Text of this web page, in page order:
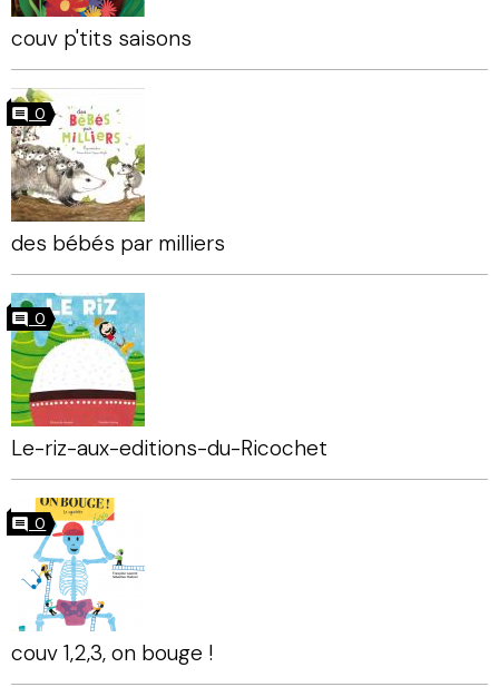
couv p'tits saisons
0
des bébés par milliers
0
Le-riz-aux-editions-du-Ricochet
0
couv 1,2,3, on bouge !